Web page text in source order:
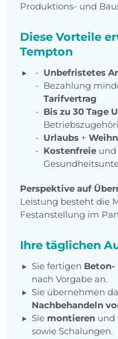
Produktions- und
Diese Vorteile
Tempton
Unbefristetes
Bezahlung
Tarifvertrag
Bis zu 30 Tage
Urlaubs +
Kostenfreie
Perspektive auf
Leistung besteht die
Festanstellung im
Ihre täglichen
Sie fertigen Beton-
nach Vorgabe an.
Sie übernehmen
Nachbehandeln
Sie montieren und
sowie Schalungen.